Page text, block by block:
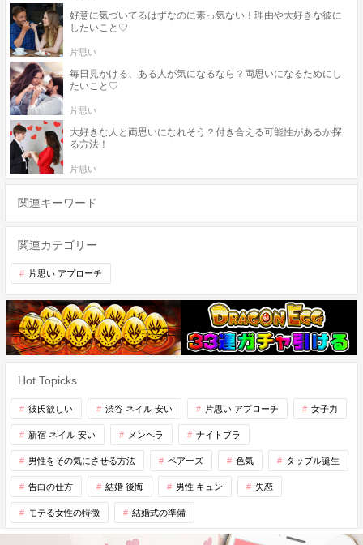
好意に気づいてるはずなのに素っ気ない！理由や大好きな彼に
したいこと♡
片思い
毎日見かける、ある人が気になるなら？両思いになるためにし
たいこと♡
片思い
大好きな人と両思いになれそう？付き合える可能性があるか探
る方法！
片思い
関連キーワード
関連カテゴリー
片思い アプローチ
Hot Topicks
彼氏欲しい 渋谷 ネイル 安い 片思い アプローチ 女子力
新宿 ネイル 安い メンヘラ ナイトブラ
男性をその気にさせる方法 ペアーズ 色気 タップル誕生
告白の仕方 結婚 後悔 男性 キュン 失恋
モテる女性の特徴 結婚式の準備